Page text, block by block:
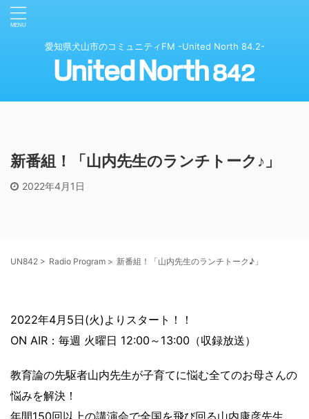
愛知県犬山市のコミュニティFM -United North 84.2-
新番組！「山内先生のランチトーク♪」
2022年4月1日
UN842 > Radio Program > 新番組！「山内先生のランチトーク♪」
2022年4月5日(火)よりスタート！！
ON AIR：毎週 火曜日 12:00～13:00（収録放送）
教育論の先駆者山内先生が子育てに悩む全てのお母さんの
悩みを解決！
年間150回以上の講演会で全国を飛び回る山内康彦先生。